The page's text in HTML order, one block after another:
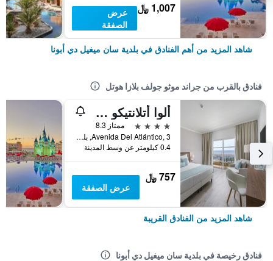
1,007 ﷼
عرض
الصفقة
شاهد المزيد من أهم الفنادق في بلدية سان ميغيل دي أبونا
فنادق بالقرب من جراند موثو جولف بلازا هوتل
ألوا أتلانتيكو جولف – عامشامل جميع الخدمات
4 نجوم
ممتاز 8.3
Avenida Del Atlántico, 3, بلدية سان ميغيل دي أبونا, تنريف, أسبانيا
0.4 كيلومتر عن وسط المدينة
757 ﷼
عرض الصفقة
شاهد المزيد من الفنادق القريبة
فنادق رخيصة في بلدية سان ميغيل دي أبونا